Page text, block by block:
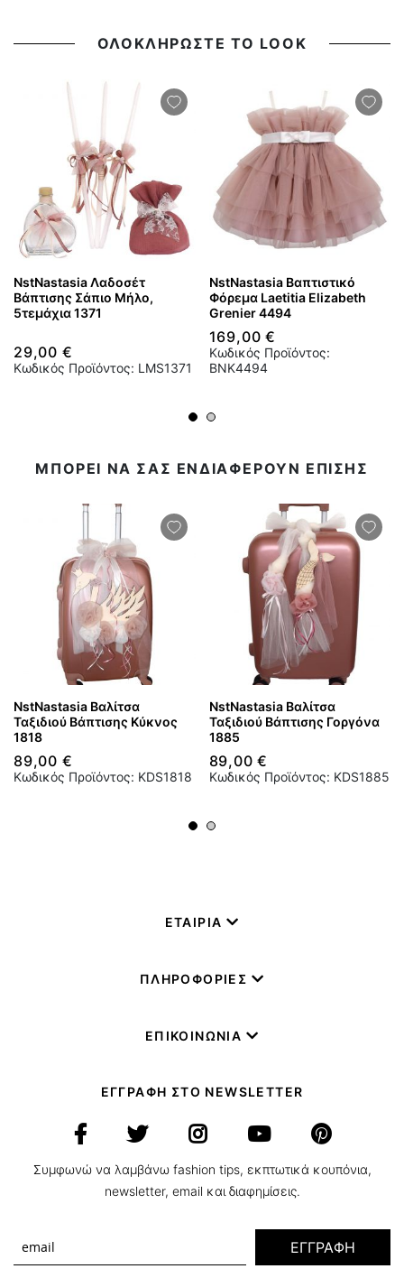
ΟΛΟΚΛΗΡΩΣΤΕ ΤΟ LOOK
NstNastasia Λαδοσέτ
Βάπτισης Σάπιο Μήλο,
5τεμάχια 1371
29,00 €
Κωδικός Προϊόντος: LMS1371
NstNastasia Βαπτιστικό
Φόρεμα Laetitia Elizabeth
Grenier 4494
169,00 €
Κωδικός Προϊόντος:
BNK4494
ΜΠΟΡΕΙ ΝΑ ΣΑΣ ΕΝΔΙΑΦΕΡΟΥΝ ΕΠΙΣΗΣ
NstNastasia Βαλίτσα
Ταξιδιού Βάπτισης Κύκνος
1818
89,00 €
Κωδικός Προϊόντος: KDS1818
NstNastasia Βαλίτσα
Ταξιδιού Βάπτισης Γοργόνα
1885
89,00 €
Κωδικός Προϊόντος: KDS1885
ΕΤΑΙΡΙΑ
ΠΛΗΡΟΦΟΡΙΕΣ
ΕΠΙΚΟΙΝΩΝΙΑ
ΕΓΓΡΑΦΗ ΣΤΟ NEWSLETTER
Συμφωνώ να λαμβάνω fashion tips, εκπτωτικά κουπόνια,
newsletter, email και διαφημίσεις.
ΕΓΓΡΑΦΗ